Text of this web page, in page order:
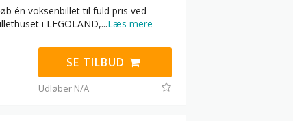
én voksenbillet til fuld pris ved
i LEGOLAND,...Læs mere
SE TILBUD
Udløber N/A